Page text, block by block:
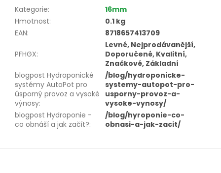
Kategorie:
16mm
Hmotnost:
0.1 kg
EAN: 8718657413709
PFHGX:
Levné, Nejprodávanější,
Doporučené, Kvalitní,
Značkové, Základní
blogpost Hydroponické
systémy AutoPot pro
úsporný provoz a vysoké
výnosy:
/blog/hydroponicke-
systemy-autopot-pro-
usporny-provoz-a-
vysoke-vynosy/
blogpost Hydroponie -
co obnáší a jak začít?:
/blog/hyroponie-co-
obnasi-a-jak-zacit/
Z